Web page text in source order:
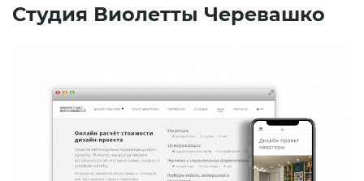
Студия Виолетты Черевашко